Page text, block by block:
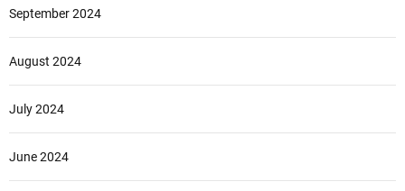
September 2024
August 2024
July 2024
June 2024